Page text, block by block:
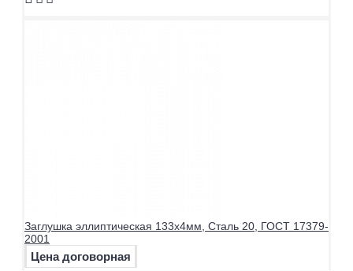
Заглушка эллиптическая 133х4мм, Сталь 20, ГОСТ 17379-
2001
Цена договорная